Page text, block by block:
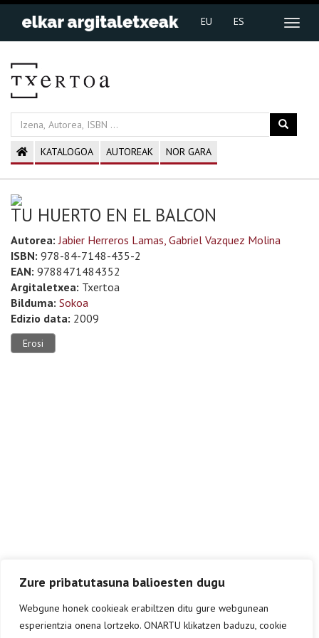
Zure pribatutasuna balioesten dugu
Webgune honek cookieak erabiltzen ditu gure webgunean
esperientzia onena lortzeko. ONARTU klikatzen baduzu, cookie
EU ES
KATALOGOA AUTOREAK NOR GARA
TU HUERTO EN EL BALCON
Autorea:Jabier Herreros Lamas, Gabriel Vazquez Molina
ISBN: 978-84-7148-435-2
EAN: 9788471484352
Argitaletxea: Txertoa
Bilduma: Sokoa
Edizio data: 2009
Erosi